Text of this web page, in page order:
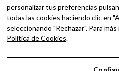
Ingresa las palabras de
Enter.
personalizar tus preferencias
todas las cookies haciendo clic en
seleccionando "Rechazar". Para
Política de Cookies.